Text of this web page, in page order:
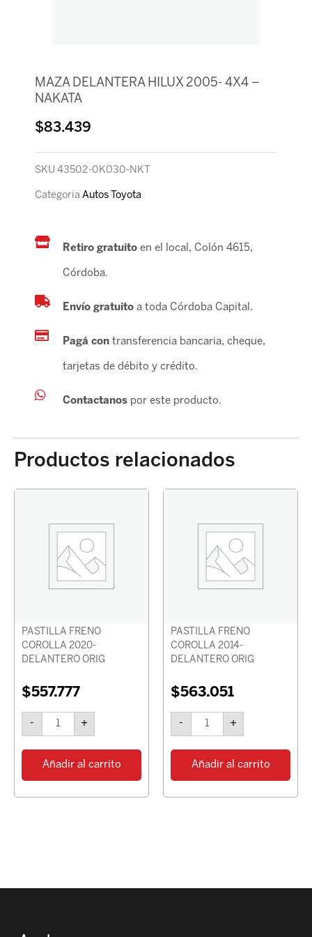
MAZA DELANTERA HILUX 2005- 4X4 –
NAKATA
$83.439
SKU 43502-0K030-NKT
Categoria Autos Toyota
Retiro gratuito en el local, Colón 4615,
Córdoba.
Envío gratuitoa toda Córdoba Capital.
Pagá contransferencia bancaria, cheque,
tarjetas de débito y crédito.
Contactanospor este producto.
Productos relacionados
PASTILLA FRENO
COROLLA 2020-
DELANTERO ORIG
$557.777
-
COROLLA
2020-
DELANTERO
ORIG
cantidad
+
Añadir al carrito
PASTILLA FRENO
COROLLA 2014-
DELANTERO ORIG
$563.051
-
COROLLA
2014-
DELANTERO
ORIG
cantidad
+
Añadir al carrito